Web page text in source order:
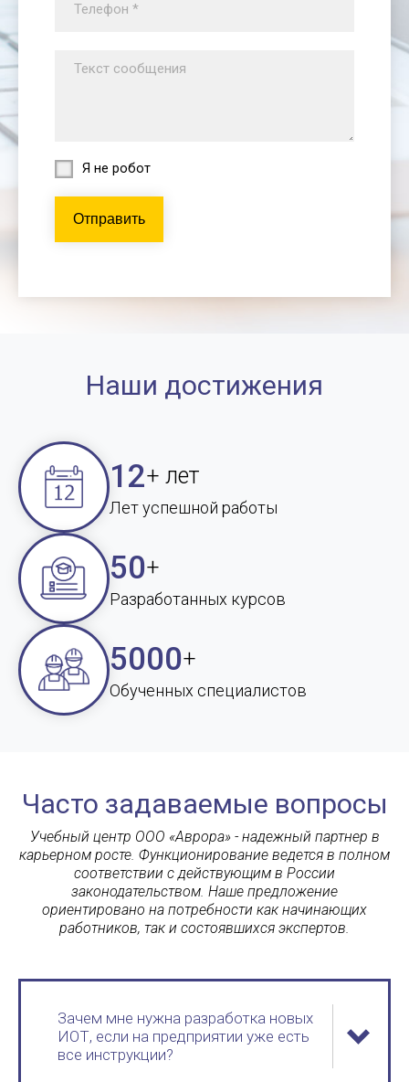
Я не робот
Отправить
Наши достижения
12+ лет
Лет успешной работы
50+
Разработанных курсов
5000+
Обученных специалистов
Часто задаваемые вопросы
Учебный центр ООО «Аврора» - надежный партнер в
карьерном росте. Функционирование ведется в полном
соответствии с действующим в России
законодательством. Наше предложение
ориентировано на потребности как начинающих
работников, так и состоявшихся экспертов.
Зачем мне нужна разработка новых
ИОТ, если на предприятии уже есть
все инструкции?